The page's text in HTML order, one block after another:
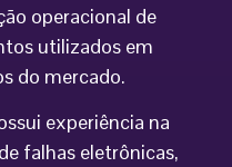
operacional de
utilizados em
do mercado.
experiência na
falhas eletrônicas,